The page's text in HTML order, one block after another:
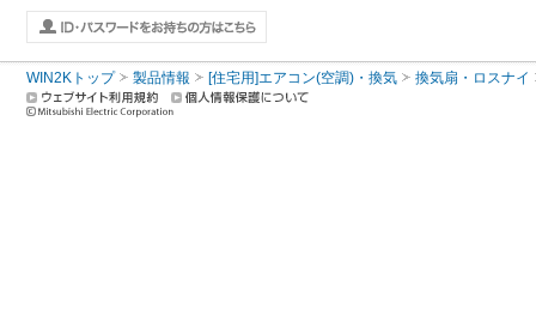
WIN2Kトップ 製品情報 [住宅用]エアコン(空調)・換気 換気扇・ロスナイ